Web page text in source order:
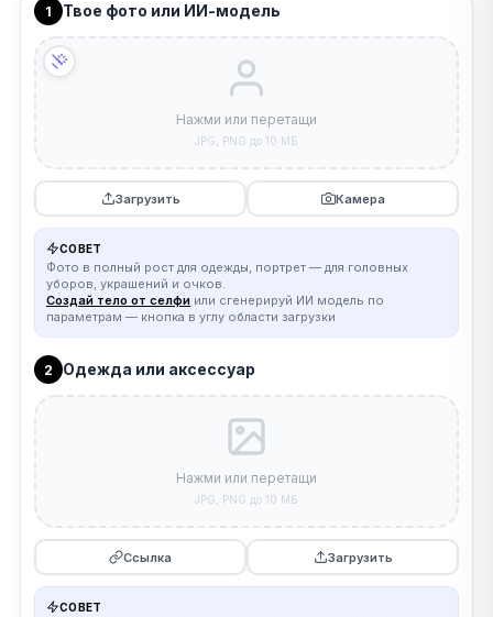
1 Твое фото или ИИ-модель
Нажми или перетащи
JPG, PNG до 10 МБ
Загрузить Камера
СОВЕТ
Фото в полный рост для одежды, портрет — для головных
уборов, украшений и очков.
Создай тело от селфи или сгенерируй ИИ модель по
параметрам — кнопка в углу области загрузки
2 Одежда или аксессуар
Нажми или перетащи
JPG, PNG до 10 МБ
Ссылка Загрузить
СОВЕТ